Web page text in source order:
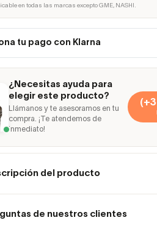
en todas las marcas excepto GME, NASHI.
tu pago con Klarna
¿Necesitas ayuda para
elegir este producto?
Llámanos y te asesoramos en tu
compra. ¡Te atendemos de
inmediato!
del producto
de nuestros clientes